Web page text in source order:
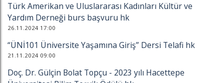
Türk Amerikan ve Uluslararası Kadınları Kültür ve
Yardım Derneği burs başvuru hk
26.11.2024 17:00
“ÜNİ101 Üniversite Yaşamına Giriş” Dersi Telafi hk
21.11.2024 09:00
Doç. Dr. Gülçin Bolat Topçu - 2023 yılı Hacettepe